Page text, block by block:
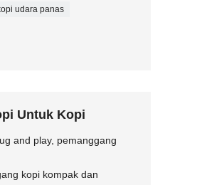
udara panas
Untuk Kopi
and play, pemanggang
kopi kompak dan